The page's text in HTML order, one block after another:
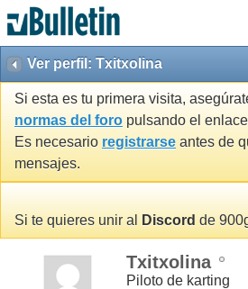
Ver perfil: Txitxolina
Si esta es tu primera visita,
normas del foro pulsando el
Es necesario registrarse antes de
mensajes.
Si te quieres unir al Discord de
Txitxolina
Piloto de karting